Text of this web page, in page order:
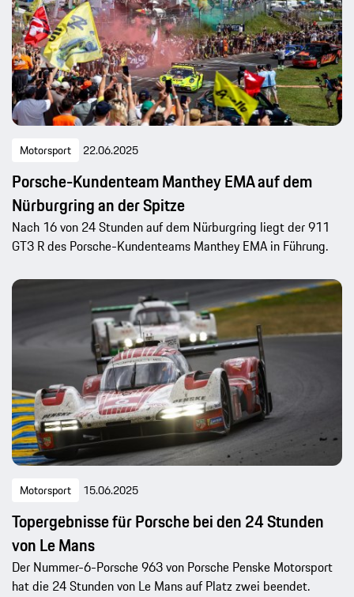
Motorsport 22.06.2025
Porsche-Kundenteam Manthey EMA auf dem
Nürburgring an der Spitze
Nach 16 von 24 Stunden auf dem Nürburgring liegt der 911
GT3 R des Porsche-Kundenteams Manthey EMA in Führung.
Motorsport 15.06.2025
Topergebnisse für Porsche bei den 24 Stunden
von Le Mans
Der Nummer-6-Porsche 963 von Porsche Penske Motorsport
hat die 24 Stunden von Le Mans auf Platz zwei beendet.